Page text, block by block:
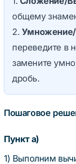
общему
2.
переведите в
замените
дробь.
Пошаговое
Пункт а)
1) Выполним